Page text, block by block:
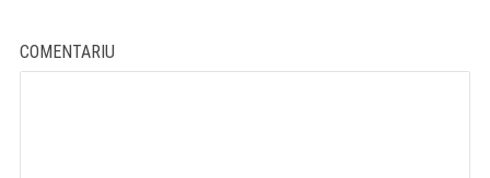
COMENTARIU